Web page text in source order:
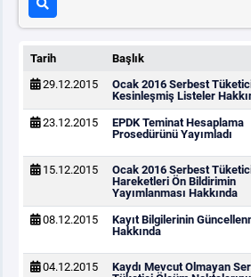
BÜLTENLER
DUYURULAR
BT HİZMET YÖNETİM SİSTEMİ
Tarih Başlık
29.12.2015
Ocak 2016 Serbest
Kesinleşmiş Listeler
23.12.2015
EPDK Teminat Hesaplama
Prosedürünü Yayımladı
15.12.2015
Ocak 2016 Serbest
Hareketleri Ön Bildirimin
Yayımlanması Hakkında
08.12.2015
Kayıt Bilgilerinin
Hakkında
04.12.2015
Kaydı Mevcut Olmayan